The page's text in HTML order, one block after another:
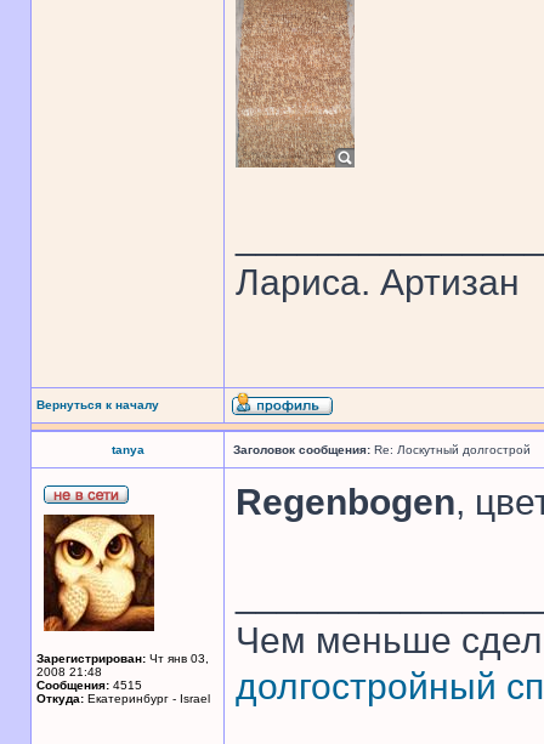
Лариса. Артизан
Вернуться к началу
tanya Заголовок сообщения: Re: Лоскутный долгострой
Зарегистрирован: Чт янв 03,
2008 21:48
Сообщения: 4515
Откуда: Екатеринбург - Israel
Regenbogen,
Чем меньше
долгостройный